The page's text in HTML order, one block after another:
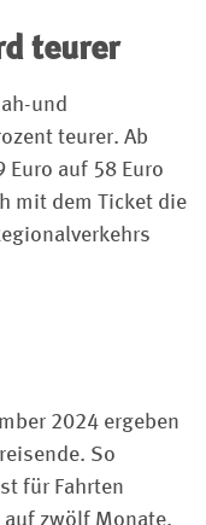
teurer
und
teurer. Ab
Euro auf 58 Euro
mit dem Ticket die
2024 ergeben
So
für Fahrten
zwölf Monate.